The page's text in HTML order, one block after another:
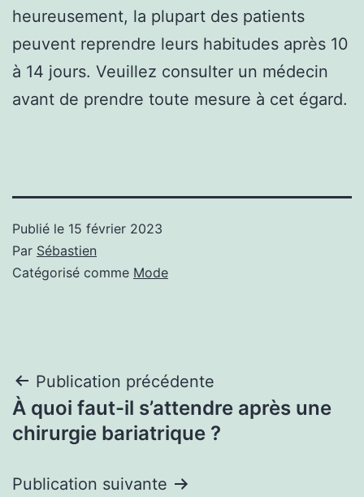
heureusement, la plupart des patients
peuvent reprendre leurs habitudes après 10
à 14 jours. Veuillez consulter un médecin
avant de prendre toute mesure à cet égard.
Publié le 15 février 2023
Par Sébastien
Catégorisé comme Mode
Navigation
de
Publication précédente
À quoi faut-il s’attendre après une
chirurgie bariatrique ?
Publication suivante